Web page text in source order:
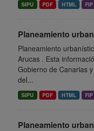
SIPU PDF HTML FIP
Planeamiento
Planeamiento
Arucas . Esta
Gobierno de Canarias
del...
SIPU PDF HTML FIP
Planeamiento